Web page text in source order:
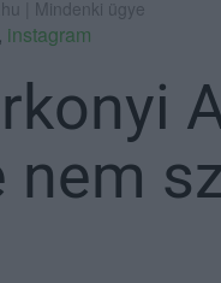
| Mindenki ügye
, instagram
nem